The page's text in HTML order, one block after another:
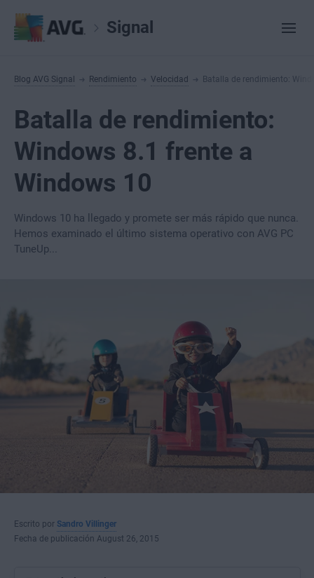
Signal
Blog AVG Signal Rendimiento Velocidad Batalla de rendimiento:
Batalla de rendimiento:
Windows 8.1 frente a
Windows 10
Windows 10 ha llegado y promete ser más rápido que nunca.
Hemos examinado el último sistema operativo con AVG PC
TuneUp...
Escrito por Sandro Villinger
Fecha de publicación August 26, 2015